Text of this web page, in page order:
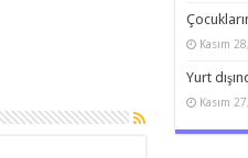
Kasım
Yurt
Kasım